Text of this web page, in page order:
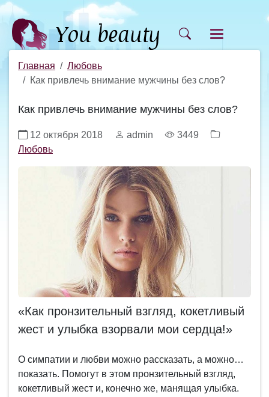
Главная
Любовь
Как привлечь внимание мужчины без слов?
Как привлечь внимание мужчины без слов?
12 октября 2018 admin
3449
Любовь
«Как пронзительный взгляд, кокетливый
жест и улыбка взорвали мои сердца!»
О симпатии и любви можно рассказать, а можно…
показать. Помогут в этом пронзительный взгляд,
кокетливый жест и, конечно же, манящая улыбка.